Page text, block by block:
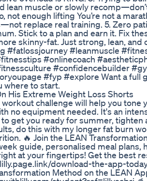
lean muscle or slowly
not enough lifting You’re not a
replace real training. 5. Zero
Stick to a plan and earn it. Fix
skinny-fat. Just strong, lean,
#fatlossjourney #leanmuscle
#onlinecoach
#confidencebuilder
#fyp #explore Want a full
where to start.
His Extreme Weight Loss Shorts
challenge will help you tone
no equipment needed. It's an
get you ready for summer, tighten
do this with my longer fat burn
🔥 Join the LEAN
guide, personalised meal plans,
at your fingertips! Get the best
download-the-app-
Method on the LEAN